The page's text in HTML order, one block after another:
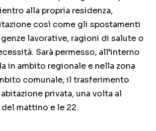
alla propria residenza,
così come gli spostamenti
lavorative, ragioni di salute o
Sarà permesso, all’interno
in ambito regionale e nella zona
comunale, il trasferimento
privata, una volta al
mattino e le 22.